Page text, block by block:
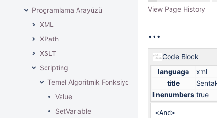
Programlama Arayüzü
XML
XPath
XSLT
Scripting
Temel Algoritmik Fonksiyonlar
Value
SetVariable
View Page History
...
Code Block
language
xml
title
linenumbers true
<And>